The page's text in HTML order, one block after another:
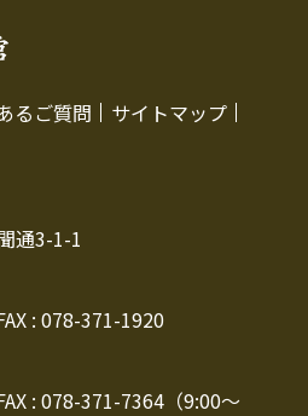
るご質問
サイトマップ
通3-1-1
: 078-371-1920
: 078-371-7364（9:00～